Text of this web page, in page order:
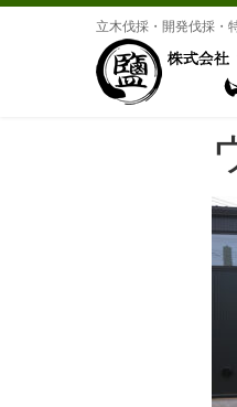
立木伐採・開発伐採・